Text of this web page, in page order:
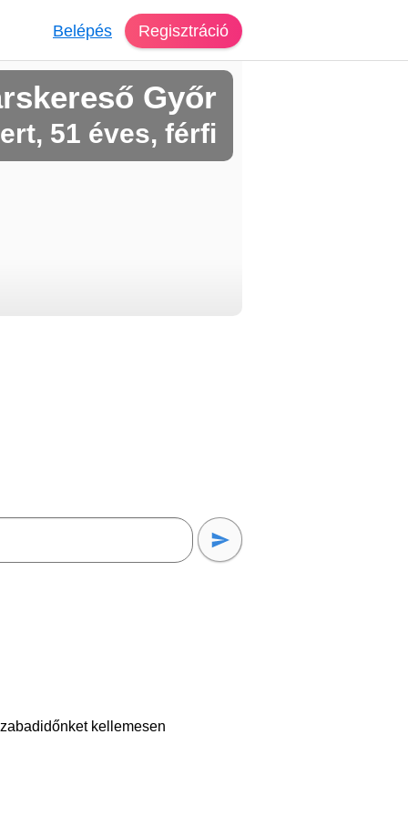
Belépés Regisztráció
Győr
51 éves, férfi
kellemesen